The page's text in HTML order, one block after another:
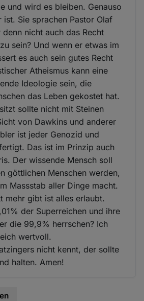
und wird es bleiben. Genauso
ist. Sie sprachen Pastor Olaf
nicht auch das Recht
sein? Und wenn er etwas im
es auch sein gutes Recht
Atheismus kann eine
Ideologie sein, die
das Leben gekostet hat.
sollte nicht mit Steinen
von Dawkins und anderer
ist jeder Genozid und
Das ist im Prinzip auch
Der wissende Mensch soll
göttlichen Menschen werden,
Massstab aller Dinge macht.
mehr gibt ist alles erlaubt.
der Superreichen und ihre
die 99,9% herrschen? Ich
wertvoll.
nicht kennt, der sollte
halten. Amen!